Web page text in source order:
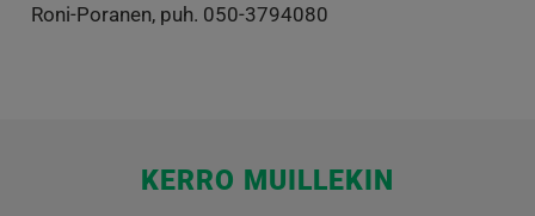
Roni-Poranen, puh. 050-3794080
KERRO MUILLEKIN